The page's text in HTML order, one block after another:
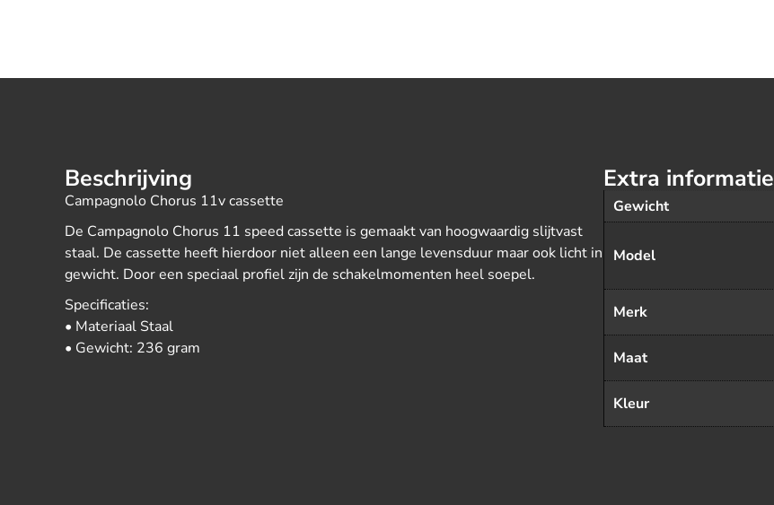
Beschrijving
Campagnolo Chorus 11v cassette
De Campagnolo Chorus 11 speed cassette is gemaakt van hoogwaardig slijtvast
staal. De cassette heeft hierdoor niet alleen een lange levensduur maar ook licht in
gewicht. Door een speciaal profiel zijn de schakelmomenten heel soepel.
Specificaties:
• Materiaal Staal
• Gewicht: 236 gram
Extra informatie
Gewicht
Model
Merk
Maat
Kleur